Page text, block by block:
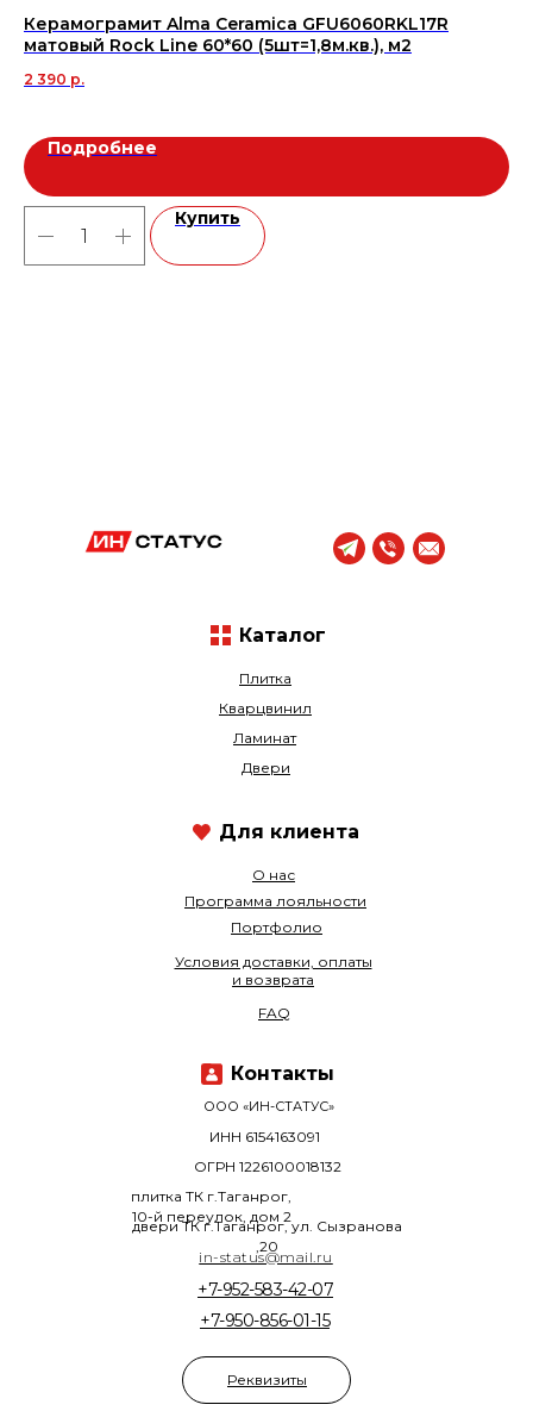
Керамограмит Alma Ceramica GFU6060RKL17R
матовый Rock Line 60*60 (5шт=1,8м.кв.), м2
2 390 р.
Подробнее
Купить
Плитка
Кварцвинил
+7-950-856-01-15
+7-952-583-42-07
О нас
Ламинат
Программа лояльности
Двери
Портфолио
ООО «ИН-СТАТУС»
плитка ТК г.Таганрог,
10-й переулок, дом 2
двери ТК г.Таганрог, ул. Сызранова
,20
ОГРН 1226100018132
ИНН 6154163091
Условия доставки, оплаты
и возврата
FAQ
Каталог
in-status@mail.ru
Контакты
Для клиента
Реквизиты